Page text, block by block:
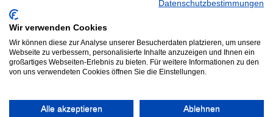
Datenschutzbestimmungen
Wir verwenden Cookies
Wir können diese zur Analyse unserer Besucherdaten platzieren, um unsere
Webseite zu verbessern, personalisierte Inhalte anzuzeigen und Ihnen ein
großartiges Webseiten-Erlebnis zu bieten. Für weitere Informationen zu den
von uns verwendeten Cookies öffnen Sie die Einstellungen.
Alle akzeptieren Ablehnen